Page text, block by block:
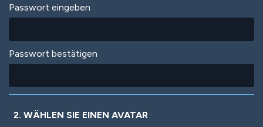
Passwort eingeben
Passwort bestätigen
2. WÄHLEN SIE EINEN AVATAR